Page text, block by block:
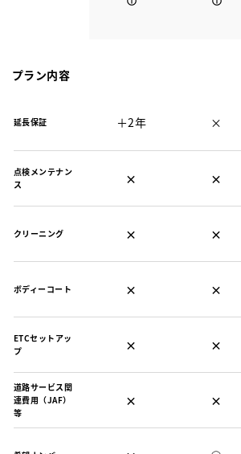
プラン内容
延長保証 ＋2年 ×
点検メンテナン
ス
× ×
クリーニング × ×
ボディーコート × ×
ETCセットアッ
プ
× ×
道路サービス関
連費用（JAF）
等
× ×